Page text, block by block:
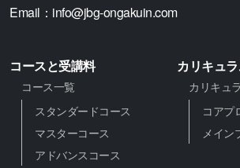
Email： info@jbg-ongakuin.com
コースと受講料
コース一覧
スタンダードコース
マスターコース
アドバンスコース
カリキュ
カリキュ
コアプ
メイン